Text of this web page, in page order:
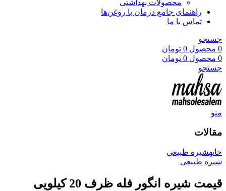
محصولات بهداشتی
راهنمای جامع درمان با روغن‌ها
تماس با ما
جستجو
0 محصول 0 تومان
0 محصول 0 تومان
جستجو
منو
مقالات
خانهشیره طبیعی
شیره طبیعی
قیمت شیره انگور فله ظرف 20 کیلویی